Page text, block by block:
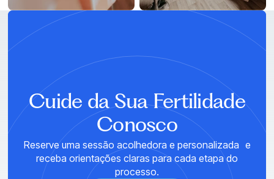
Cuide da Sua Fertilidade
Conosco
Reserve uma sessão acolhedora e personalizada e
receba orientações claras para cada etapa do
processo.